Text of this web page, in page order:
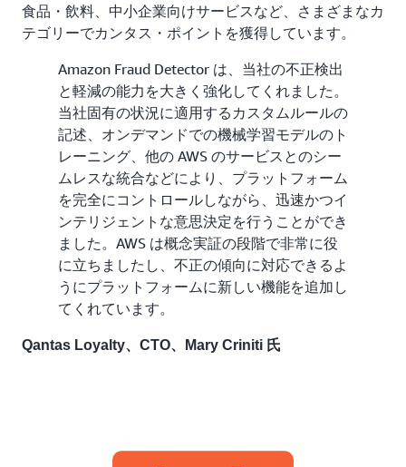
食品・飲料、中小企業向けサービスなど、さまざまなカ
テゴリーでカンタス・ポイントを獲得しています。
Amazon Fraud Detector は、当社の不正検出
と軽減の能力を大きく強化してくれました。
当社固有の状況に適用するカスタムルールの
記述、オンデマンドでの機械学習モデルのト
レーニング、他の AWS のサービスとのシー
ムレスな統合などにより、プラットフォーム
を完全にコントロールしながら、迅速かつイ
ンテリジェントな意思決定を行うことができ
ました。AWS は概念実証の段階で非常に役
に立ちましたし、不正の傾向に対応できるよ
うにプラットフォームに新しい機能を追加し
てくれています。
Qantas Loyalty、CTO、Mary Criniti 氏